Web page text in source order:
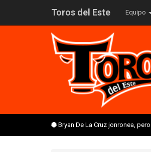
Toros del Este Equipo
Bryan De La Cruz jonronea,